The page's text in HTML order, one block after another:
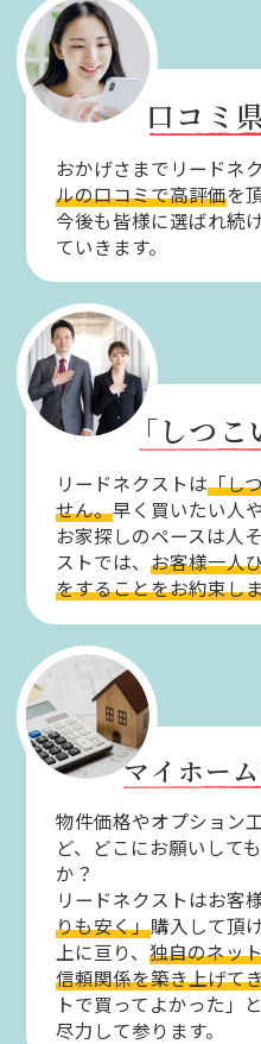
口コミ
おかげさまでリードネ
ルの口コミで高評価を
今後も皆様に選ばれ続
ていきます。
「しつこ
リードネクストは「し
せん。早く買いたい人
お家探しのペースは人
ストでは、お客様一人
をすることをお約束し
マイホー
物件価格やオプション
ど、どこにお願いして
か？
リードネクストはお客
りも安く」購入して頂
上に亘り、独自のネッ
信頼関係を築き上げて
トで買ってよかった」
尽力して参ります。